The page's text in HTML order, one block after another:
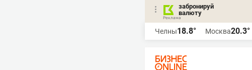
забронируй
валюту
Челны18.8° Москва20.3°